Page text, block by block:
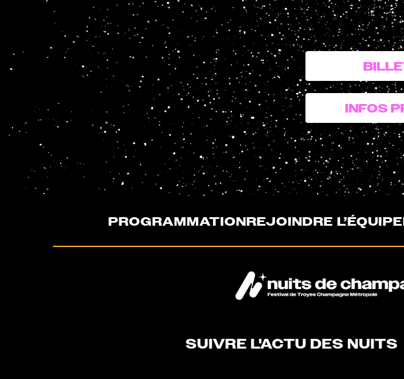
INFOS
PROGRAMMATIONREJOINDRE L’ÉQUIPE
SUIVRE L'ACTU DES NUITS